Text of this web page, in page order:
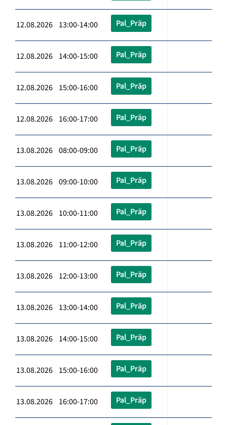
12.08.2026 13:00-14:00 Pal_Präp
12.08.2026 14:00-15:00 Pal_Präp
12.08.2026 15:00-16:00 Pal_Präp
12.08.2026 16:00-17:00 Pal_Präp
13.08.2026 08:00-09:00 Pal_Präp
13.08.2026 09:00-10:00 Pal_Präp
13.08.2026 10:00-11:00 Pal_Präp
13.08.2026 11:00-12:00 Pal_Präp
13.08.2026 12:00-13:00 Pal_Präp
13.08.2026 13:00-14:00 Pal_Präp
13.08.2026 14:00-15:00 Pal_Präp
13.08.2026 15:00-16:00 Pal_Präp
13.08.2026 16:00-17:00 Pal_Präp